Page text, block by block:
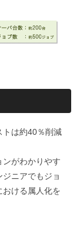
トは約40％削減
ンがわかりやす
ニアでもジョ
ける属人化を